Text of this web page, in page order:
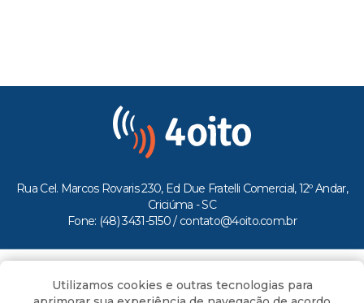
Rua Cel. Marcos Rovaris 230, Ed Due Fratelli Comercial, 12º Andar,
Criciúma - SC
Fone: (48) 3431-5150 / contato@4oito.com.br
Todos os direitos reservados ao Portal 4oito
Utilizamos cookies e outras tecnologias para